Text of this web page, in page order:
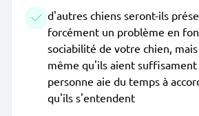
d'autres chiens seront-ils
forcément un problème en
sociabilité de votre chien,
même qu'ils aient suffisament
personne aie du temps à
qu'ils s'entendent